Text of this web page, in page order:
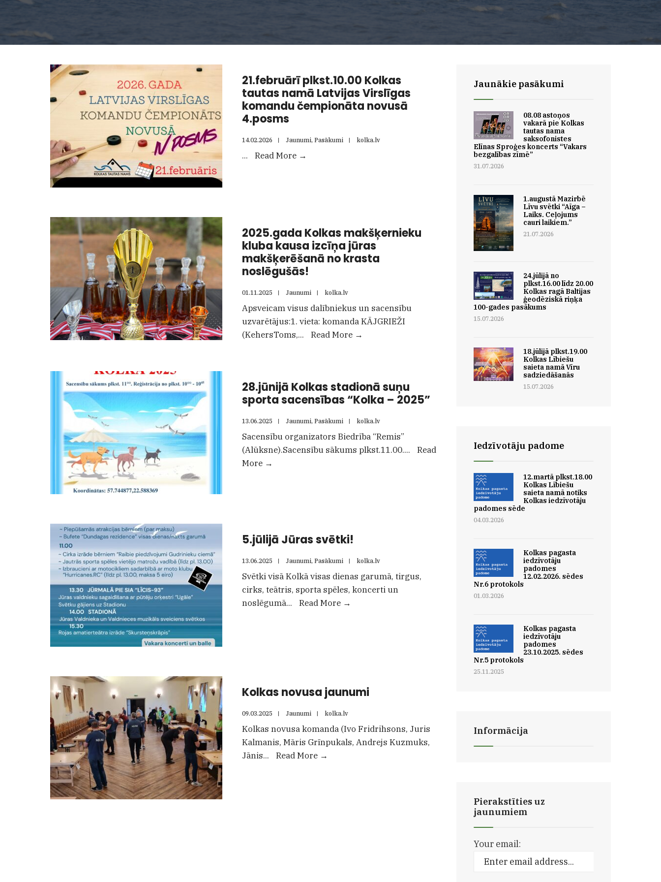
21.februārī plkst.10.00 Kolkas
tautas namā Latvijas Virslīgas
komandu čempionāta novusā
4.posms
14.02.2026 | Jaunumi, Pasākumi | kolka.lv
... Read More →
Virslīgas
komandu
čempionāta
novusā
4.posms
2025.gada Kolkas makšķernieku
kluba kausa izcīņa jūras
makšķerēšanā no krasta
noslēgušās!
01.11.2025 | Jaunumi | kolka.lv
Apsveicam visus dalībniekus un sacensību
uzvarētājus:1. vieta: komanda KĀJGRIEŽI
(KehersToms,... Read More →
kausa
izcīņa
no
krasta
28.jūnijā Kolkas stadionā suņu
sporta sacensības “Kolka – 2025”
13.06.2025 | Jaunumi, Pasākumi | kolka.lv
Sacensību organizators Biedrība “Remis”
(Alūksne).Sacensību sākums plkst.11.00....
Read
More →
“Kolka
5.jūlijā Jūras svētki!
13.06.2025 | Jaunumi, Pasākumi | kolka.lv
Svētki visā Kolkā visas dienas garumā, tirgus,
cirks, teātris, sporta spēles, koncerti un
noslēgumā... Read More →
Kolkas novusa jaunumi
09.03.2025 | Jaunumi | kolka.lv
Kolkas novusa komanda (Ivo Fridrihsons, Juris
Kalmanis, Māris Grīnpukals, Andrejs Kuzmuks,
Jānis... Read More →
Jaunākie pasākumi
08.08 astoņos
vakarā pie Kolkas
tautas nama
saksofonistes
Elīnas Sproģes koncerts “Vakars
bezgalības zīmē”
31.07.2026
1.augustā Mazirbē
Līvu svētki “Aīga –
Laiks. Ceļojums
cauri laikiem.”
21.07.2026
24.jūlijā no
plkst.16.00 līdz 20.00
Kolkas ragā Baltijas
ģeodēziskā riņķa
100-gades pasākums
15.07.2026
18.jūlijā plkst.19.00
Kolkas Lībiešu
saieta namā Vīru
sadziedāšanās
15.07.2026
Iedzīvotāju padome
12.martā plkst.18.00
Kolkas Lībiešu
saieta namā notiks
Kolkas iedzīvotāju
padomes sēde
04.03.2026
Kolkas pagasta
iedzīvotāju
padomes
12.02.2026. sēdes
Nr.6 protokols
01.03.2026
Kolkas pagasta
iedzīvotāju
padomes
23.10.2025. sēdes
Nr.5 protokols
25.11.2025
Informācija
Pierakstīties uz
jaunumiem
Your email: